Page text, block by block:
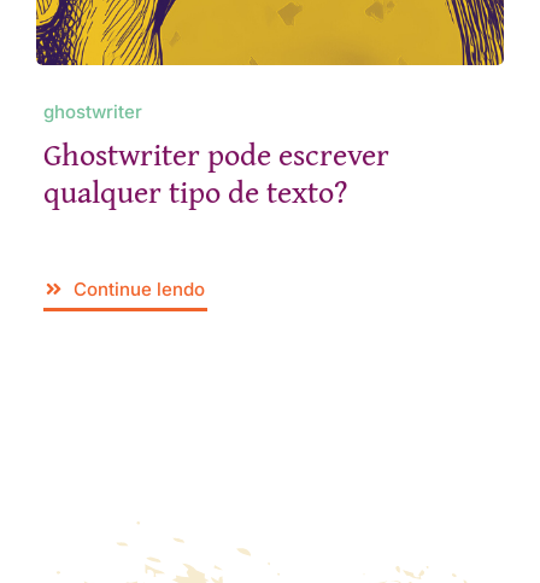
ghostwriter
Ghostwriter pode escrever
qualquer tipo de texto?
Continue lendo